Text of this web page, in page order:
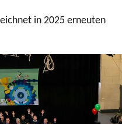
in 2025 erneuten